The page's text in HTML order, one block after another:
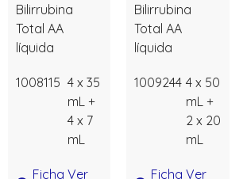
Bilirrubina
Total AA
líquida
1008115 4 x 35
mL +
4 x 7
mL
Ficha Ver
Bilirrubina
Total AA
líquida
1009244 4 x 50
mL +
2 x 20
mL
Ficha Ver